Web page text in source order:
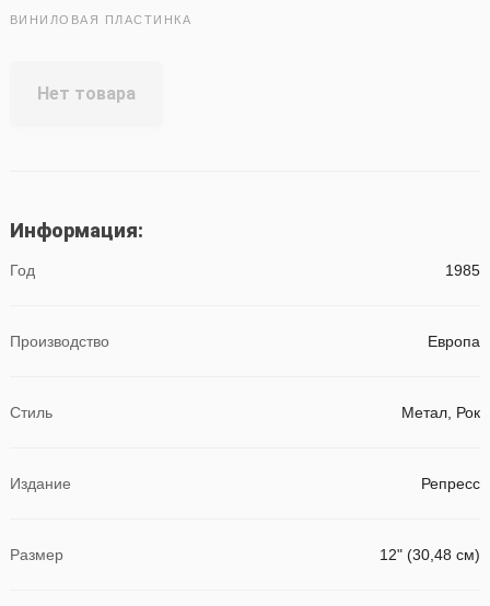
ВИНИЛОВАЯ ПЛАСТИНКА
Нет товара
Информация:
Год 1985
Производство Европа
Стиль Метал, Рок
Издание Репресс
Размер 12" (30,48 см)